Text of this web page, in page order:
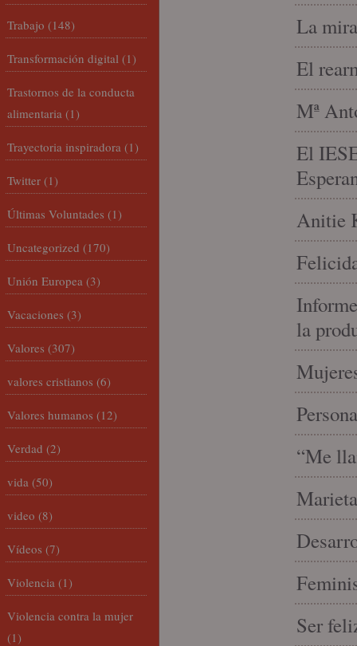
La
El
Mª
El
Anitie
la
“Me
Ser
Trabajo (148)
Transformación digital (1)
Trastornos de la conducta
alimentaria (1)
Trayectoria inspiradora (1)
Twitter (1)
Últimas Voluntades (1)
Uncategorized (170)
Unión Europea (3)
Vacaciones (3)
Valores (307)
valores cristianos (6)
Valores humanos (12)
Verdad (2)
vida (50)
video (8)
Vídeos (7)
Violencia (1)
Violencia contra la mujer
(1)